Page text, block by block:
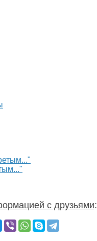
с друзьями: